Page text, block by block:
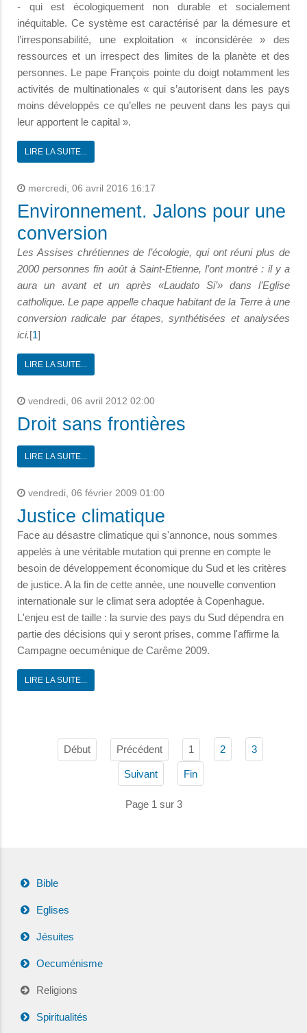
- qui est écologiquement non durable et socialement
inéquitable. Ce système est caractérisé par la démesure et
l’irresponsabilité, une exploitation « inconsidérée » des
ressources et un irrespect des limites de la planète et des
personnes. Le pape François pointe du doigt notamment les
activités de multinationales « qui s’autorisent dans les pays
moins développés ce qu’elles ne peuvent dans les pays qui
leur apportent le capital ».
LIRE LA SUITE...
mercredi, 06 avril 2016 16:17
Environnement. Jalons pour une
conversion
Les Assises chrétiennes de l’écologie, qui ont réuni plus de
2000 personnes fin août à Saint-Etienne, l’ont montré : il y a
aura un avant et un après «Laudato Si’» dans l’Eglise
catholique. Le pape appelle chaque habitant de la Terre à une
conversion radicale par étapes, synthétisées et analysées
ici.[1]
LIRE LA SUITE...
vendredi, 06 avril 2012 02:00
Droit sans frontières
LIRE LA SUITE...
vendredi, 06 février 2009 01:00
Justice climatique
Face au désastre climatique qui s'annonce, nous sommes
appelés à une véritable mutation qui prenne en compte le
besoin de développement économique du Sud et les critères
de justice. A la fin de cette année, une nouvelle convention
internationale sur le climat sera adoptée à Copenhague.
L'enjeu est de taille : la survie des pays du Sud dépendra en
partie des décisions qui y seront prises, comme l'affirme la
Campagne oecuménique de Carême 2009.
LIRE LA SUITE...
Début Précédent 1 2 3
Suivant Fin
Page 1 sur 3
Bible
Eglises
Jésuites
Oecuménisme
Religions
Spiritualités